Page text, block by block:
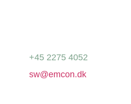
+45 2275 4052
sw@emcon.dk